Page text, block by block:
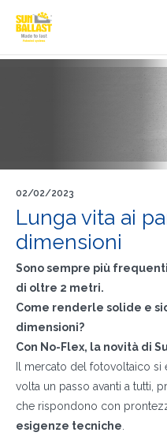
02/02/2023
Lunga vita ai
dimensioni
Sono sempre più
di oltre 2 metri.
Come renderle solide e
dimensioni?
Con No-Flex, la novità di
Il mercato del fotovoltaico si
volta un passo avanti a tutti,
che rispondono con
esigenze tecniche